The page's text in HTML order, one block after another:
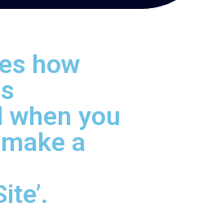
how
when you
a